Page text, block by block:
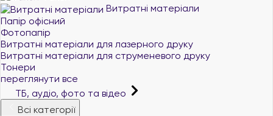
Витратні матеріали
Папір офісний
Фотопапір
Витратні матеріали для лазерного друку
Витратні матеріали для струменевого друку
Тонери
переглянути все
ТБ, аудіо, фото та відео
Всі категорії